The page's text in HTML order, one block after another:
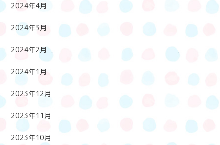
2024年4月
2024年3月
2024年2月
2024年1月
2023年12月
2023年11月
2023年10月